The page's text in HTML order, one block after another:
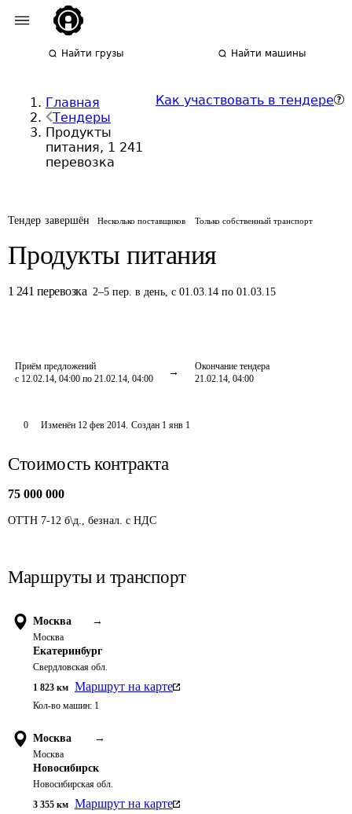
Найти грузы Найти машины
Главная
Тендеры
Продукты
питания, 1 241
перевозка
Как участвовать в тендере
Тендер завершён Несколько поставщиков Только собственный транспорт
Продукты питания
1 241 перевозка 2–5 пер. в день,с 01.03.14 по 01.03.15
Приём предложений
с 12.02.14, 04:00 по 21.02.14, 04:00
Окончание тендера
21.02.14, 04:00
0 Изменён 12 фев 2014. Создан 1 янв 1
Стоимость контракта
75 000 000
ОТТН 7-12 б\д., безнал. с НДС
Маршруты и транспорт
Москва →
Москва
Екатеринбург
Свердловская обл.
1 823 км Маршрут на карте
Кол-во машин: 1
Москва →
Москва
Новосибирск
Новосибирская обл.
3 355 км Маршрут на карте